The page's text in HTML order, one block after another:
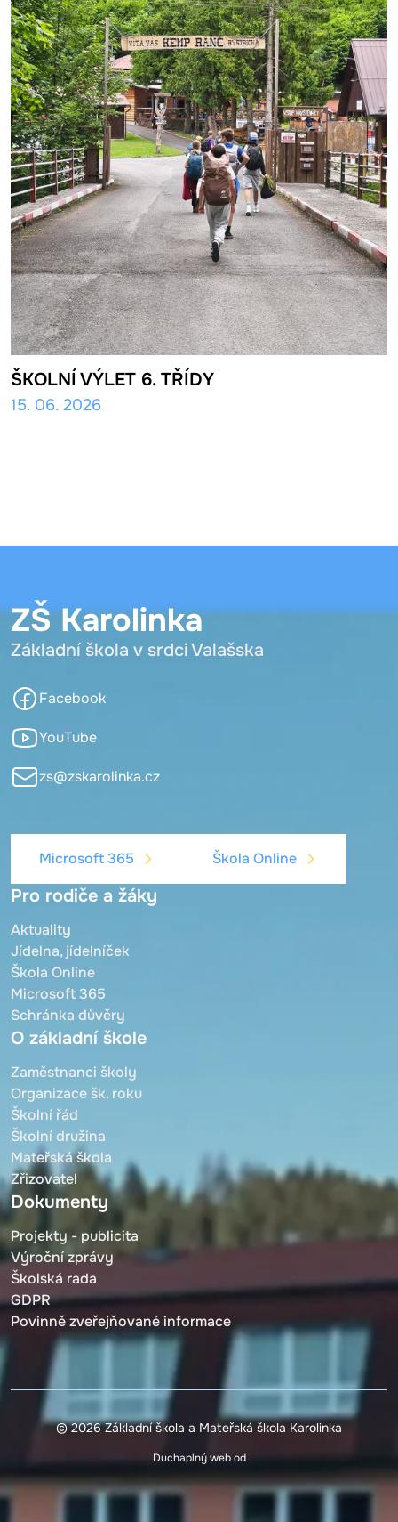
ŠKOLNÍ VÝLET 6. TŘÍDY
15. 06. 2026
ZŠ Karolinka
Základní škola v srdci Valašska
Facebook
YouTube
zs@zskarolinka.cz
Microsoft 365 Škola Online
Pro rodiče a žáky
Aktuality
Jídelna, jídelníček
Škola Online
Microsoft 365
Schránka důvěry
O základní škole
Zaměstnanci školy
Organizace šk. roku
Školní řád
Školní družina
Mateřská škola
Zřizovatel
Dokumenty
Projekty - publicita
Výroční zprávy
Školská rada
GDPR
Povinně zveřejňované informace
© 2026 Základní škola a Mateřská škola Karolinka
Duchaplný web od